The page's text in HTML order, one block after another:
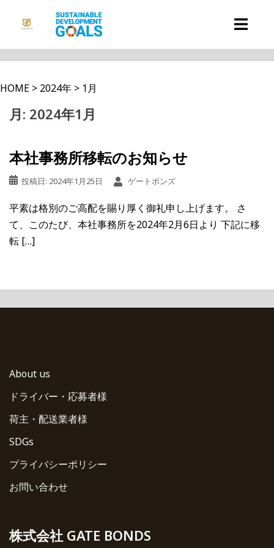
へ
HOME > 2024年 > 1月
月: 2024年1月
本社事務所移転のお知らせ
投稿日: 2024年1月25日 ゲートボンズ
平素は格別のご高配を賜り厚く御礼申し上げます。 さ
て、このたび、本社事務所を2024年2月6日より 下記に移
転 […]
About us
ドライバー・応募者様
荷主・配送業者様
SDGs
プライバシーポリシー
お問い合わせ
株式会社 GATE BONDS